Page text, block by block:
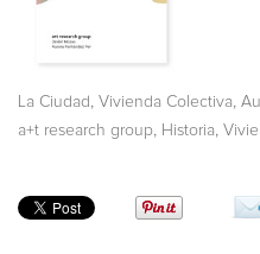
La Ciudad Vivienda Colectiva
a+t research group Historia